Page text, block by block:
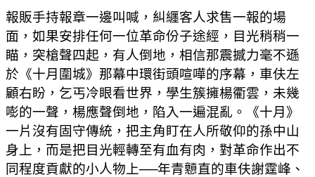
報販手持報章一邊叫喊，糾纒客人求售一報的場
面，如果安排任何一位革命份子途經，目光稍稍一
瞄，突槍聲四起，有人倒地，相信那震撼力毫不遜
於《十月圍城》那幕中環街頭喧嘩的序幕，車伕左
顧右盼，乞丐冷眼看世界，學生簇擁楊衢雲，未幾
嘭的一聲，楊應聲倒地，陷入一遍混亂。《十月》
一片沒有固守傳統，把主角盯在人所敬仰的孫中山
身上，而是把目光輕轉至有血有肉，對革命作出不
同程度貢獻的小人物上──年青戅直的車伕謝霆峰、